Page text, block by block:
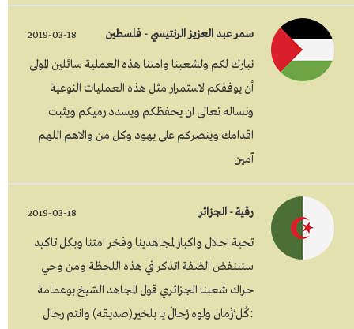
سمر عبد العزيز الرنتيسي - فلسطين 2019-03-18
نبارك لكم ولشعبنا وامتنا هذه العملية سائلين المولى
أن يوفقكم لاستمرار مثل هذه العمليات النوعية
ونساله تعالى ان يحفظكم ويسدد رميكم ويثبت
اقدامك وينصركم على يهود وكل من والاهم اللهم
آمين
رقية - الجزائر 2019-03-18
تحية اجلال واكبار لمجاهدينا وفخر امتنا وبكل تاكيد
ستنتفض الضفة اتذكر في هذه اللحظة ومن وحي
حراك شعبنا الجزائري قول المجاهد الشيخ بوعمامة
:كُل ْزْمان ولوه رْجالْ يا بلخير(صديقه) وانتم رجال